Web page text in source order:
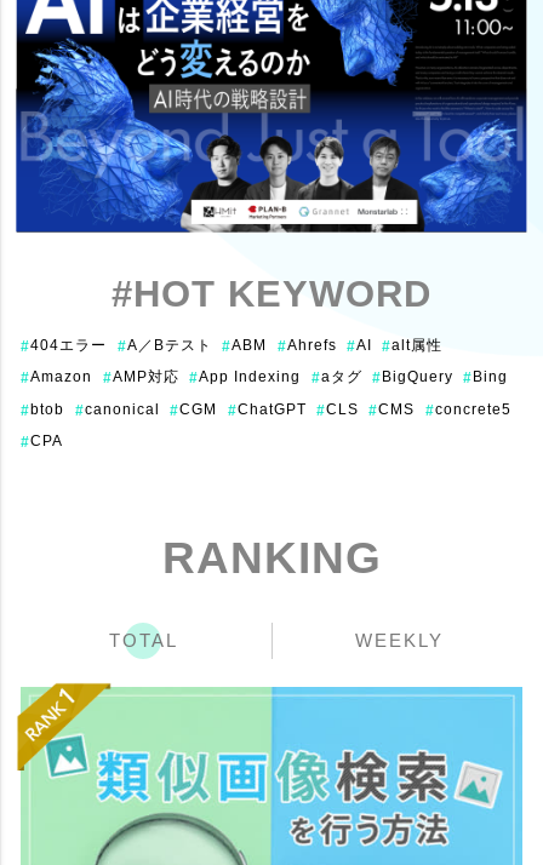
#HOT KEYWORD
#404エラー #A／Bテスト #ABM #Ahrefs #AI #alt属性
#Amazon #AMP対応 #App Indexing #aタグ # BigQuery # Bing
#btob #canonical #CGM #ChatGPT #CLS #CMS #concrete5
#CPA
RANKING
TOTAL WEEKLY